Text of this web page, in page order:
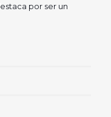
por ser un